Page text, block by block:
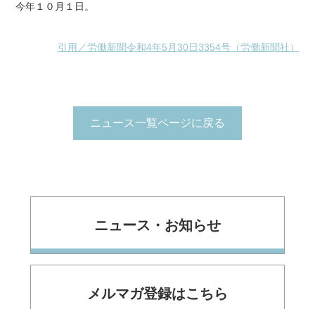
今年１０月１日。
引用／労働新聞令和4年5月30日3354号（労働新聞社）
ニュース一覧ページに戻る
ニュース・お知らせ
メルマガ登録はこちら